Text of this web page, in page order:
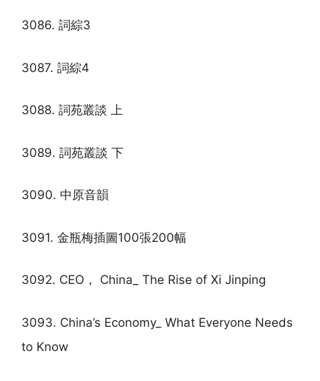
3086. 詞綜3
3087. 詞綜4
3088. 詞苑叢談 上
3089. 詞苑叢談 下
3090. 中原音韻
3091. 金瓶梅插圖100張200幅
3092. CEO， China_ The Rise of Xi Jinping
3093. China’s Economy_ What Everyone Needs
to Know